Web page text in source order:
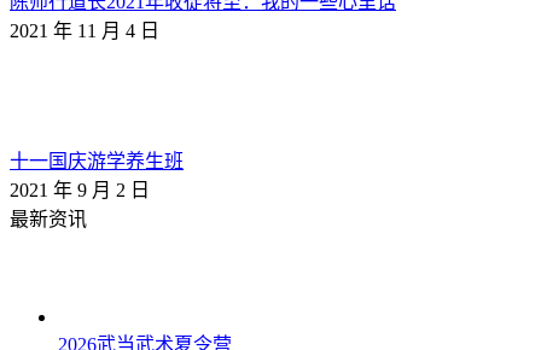
2021 年 11 月 4 日
十一国庆游学养生班
2021 年 9 月 2 日
最新资讯
2026武当武术夏令营